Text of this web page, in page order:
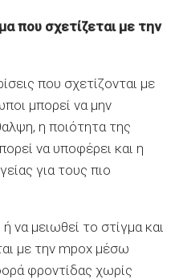
που σχετίζεται με την
που σχετίζονται με
μπορεί να μην
η ποιότητα της
να υποφέρει και η
για τους πιο
να μειωθεί το στίγμα και
με την mpox μέσω
φροντίδας χωρίς